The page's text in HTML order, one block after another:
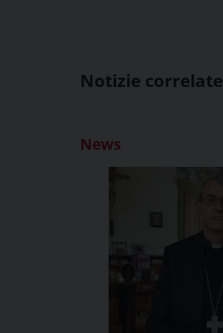
Notizie correlate
News